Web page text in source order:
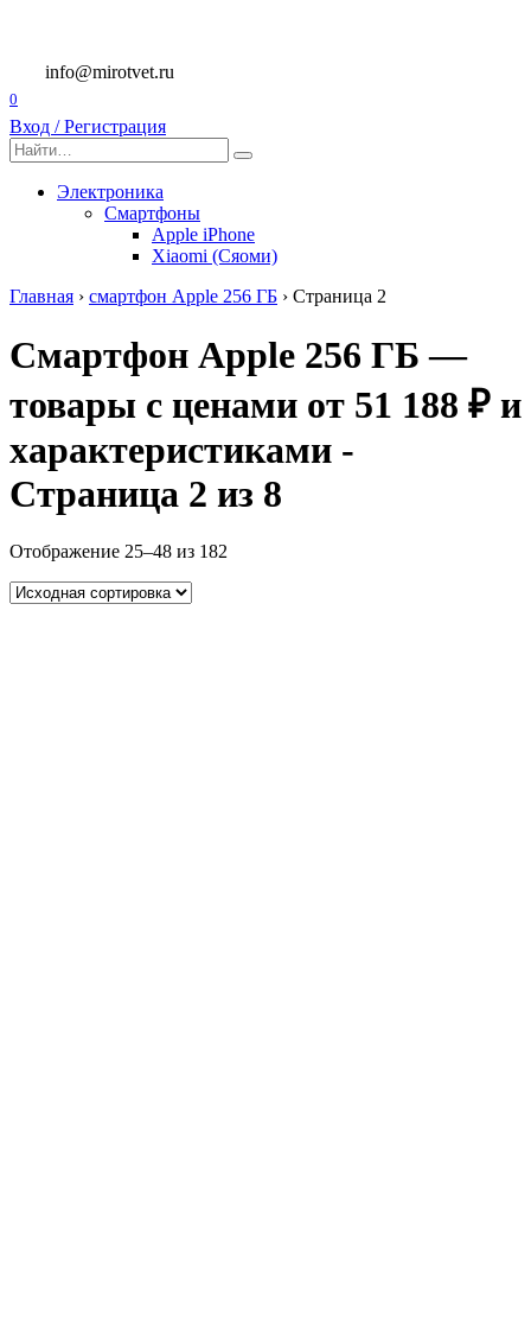
содержанию
info@mirotvet.ru
0
Вход / Регистрация
Search
for:
Электроника
Смартфоны
Apple iPhone
Xiaomi (Сяоми)
Главная › смартфон Apple 256 ГБ › Страница 2
Смартфон Apple 256 ГБ —
товары с ценами от 51 188 ₽ и
характеристиками -
Страница 2 из 8
Отображение 25–48 из 182